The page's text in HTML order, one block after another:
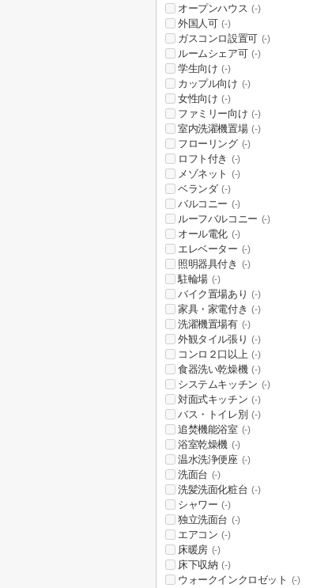
オープンハウス (-)
外国人可 (-)
ガスコンロ設置可 (-)
ルームシェア可 (-)
学生向け (-)
カップル向け (-)
女性向け (-)
ファミリー向け (-)
室内洗濯機置場 (-)
フローリング (-)
ロフト付き (-)
メゾネット (-)
ベランダ (-)
バルコニー (-)
ルーフバルコニー (-)
オール電化 (-)
エレベーター (-)
照明器具付き (-)
駐輪場 (-)
バイク置場あり (-)
家具・家電付き (-)
洗濯機置場有 (-)
外観タイル張り (-)
コンロ２口以上 (-)
食器洗い乾燥機 (-)
システムキッチン (-)
対面式キッチン (-)
バス・トイレ別 (-)
追焚機能浴室 (-)
浴室乾燥機 (-)
温水洗浄便座 (-)
洗面台 (-)
洗髪洗面化粧台 (-)
シャワー (-)
独立洗面台 (-)
エアコン (-)
床暖房 (-)
床下収納 (-)
ウォークインクロゼット (-)